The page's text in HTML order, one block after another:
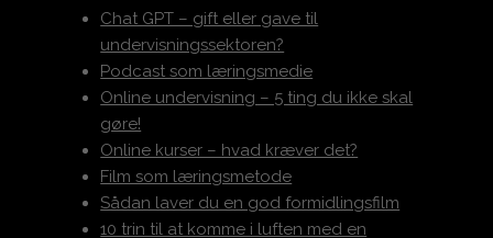
Chat GPT – gift eller gave til
undervisningssektoren?
Podcast som læringsmedie
Online undervisning – 5 ting du ikke skal
gøre!
Online kurser – hvad kræver det?
Film som læringsmetode
Sådan laver du en god formidlingsfilm
10 trin til at komme i luften med en